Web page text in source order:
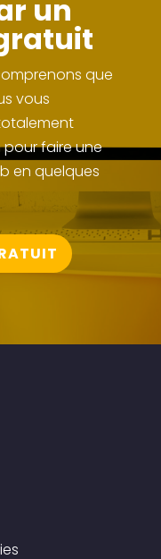
un
que
vous
pour faire une
en quelques